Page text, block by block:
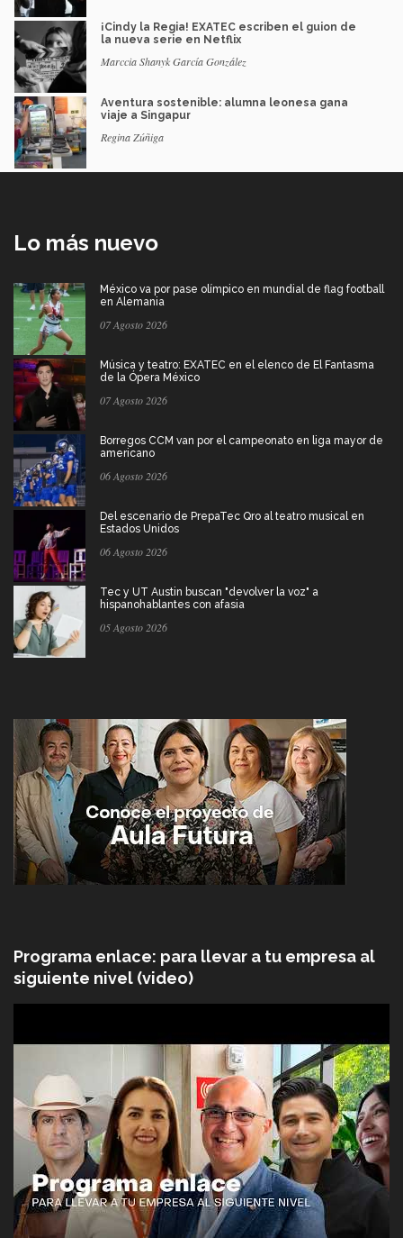
¡Cindy la Regia! EXATEC escriben el guion de
la nueva serie en Netflix
Marccia Shanyk García González
Aventura sostenible: alumna leonesa gana
viaje a Singapur
Regina Zúñiga
Lo más nuevo
México va por pase olímpico en mundial de flag football
en Alemania
07 Agosto 2026
Música y teatro: EXATEC en el elenco de El Fantasma
de la Ópera México
07 Agosto 2026
Borregos CCM van por el campeonato en liga mayor de
americano
06 Agosto 2026
Del escenario de PrepaTec Qro al teatro musical en
Estados Unidos
06 Agosto 2026
Tec y UT Austin buscan "devolver la voz" a
hispanohablantes con afasia
05 Agosto 2026
Programa enlace: para llevar a tu empresa al
siguiente nivel (video)